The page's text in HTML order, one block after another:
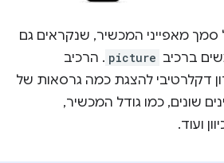
מאפייני המכשיר, שנקראים גם
ברכיב picture . הרכיב
להצגת כמה גרסאות של
כמו גודל המכשיר,